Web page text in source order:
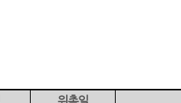
위촉일